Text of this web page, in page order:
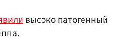
высоко патогенный